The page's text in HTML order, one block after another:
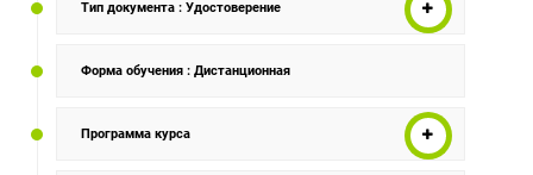
Тип документа: Удостоверение
Форма обучения: Дистанционная
Программа курса